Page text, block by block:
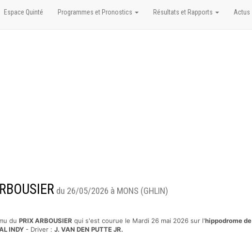
du 26/05/2026 à MONS (GHLIN)
du PRIX ARBOUSIER qui s'est courue le Mardi 26 mai 2026 sur l'hippodrome de
INDY - Driver : J. VAN DEN PUTTE JR.
Espace Quinté Programmes et Pronostics Résultats et Rapports Actus